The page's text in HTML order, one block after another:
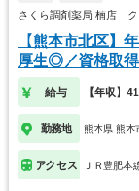
さくら調剤薬局 楠店 ク
【熊本市北区】
厚生◎／資格取
給与 【年収】
勤務地 熊本県 熊本
アクセス ＪＲ豊肥本